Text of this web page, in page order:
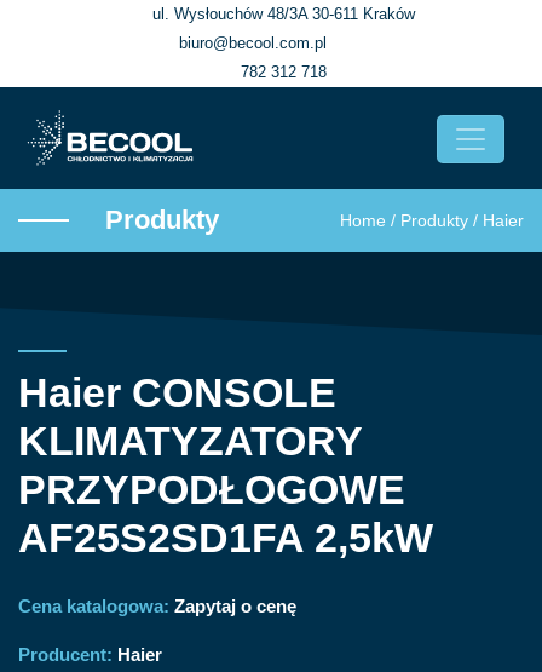
ul. Wysłouchów 48/3A 30-611 Kraków
biuro@becool.com.pl
782 312 718
Produkty Home / Produkty / Haier
Haier CONSOLE
KLIMATYZATORY
PRZYPODŁOGOWE
AF25S2SD1FA 2,5kW
Cena katalogowa: Zapytaj o cenę
Producent: Haier